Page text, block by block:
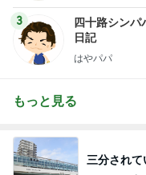
3
四十路シンパ
日記
はやパパ
もっと見る
三分され